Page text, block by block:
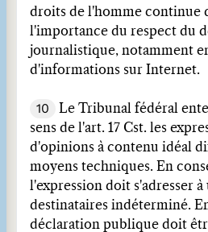
droits de l'homme continue
l'importance du respect du
journalistique, notamment
d'informations sur Internet.
10
Le Tribunal fédéral
sens de l'art. 17 Cst. les
d'opinions à contenu idéal
moyens techniques. En
l'expression doit s'adresser
destinataires indéterminé.
déclaration publique doit